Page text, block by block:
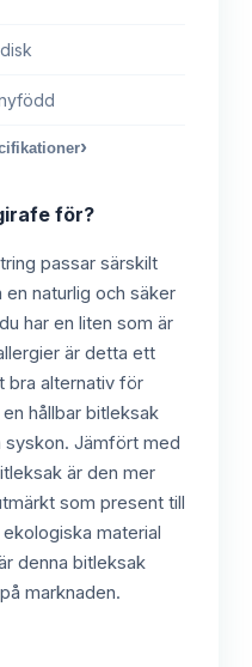
›
för?
passar särskilt
naturlig och säker
har en liten som är
är detta ett
bra alternativ för
hållbar bitleksak
syskon. Jämfört med
är den mer
som present till
material
denna bitleksak
marknaden.